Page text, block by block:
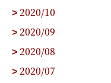
> 2020/10
> 2020/09
> 2020/08
> 2020/07